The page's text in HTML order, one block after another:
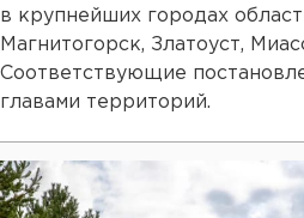
в крупнейших городах
Магнитогорск, Златоуст,
Соответствующие
главами территорий.